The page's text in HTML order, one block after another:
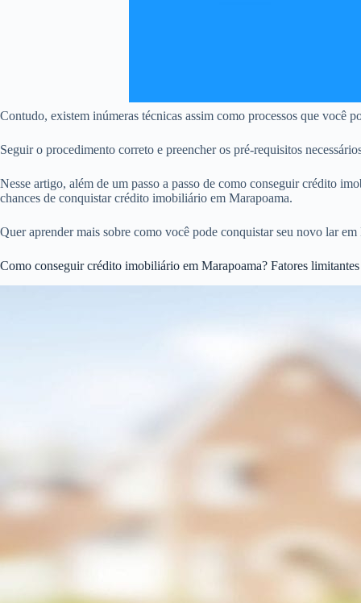
Contudo, existem inúmeras técnicas assim como processos que você
Seguir o procedimento correto e preencher os pré-requisitos
Nesse artigo, além de um passo a passo de como conseguir crédito
chances de conquistar crédito imobiliário em Marapoama.
Quer aprender mais sobre como você pode conquistar seu novo lar
Como conseguir crédito imobiliário em Marapoama? Fatores limitantes